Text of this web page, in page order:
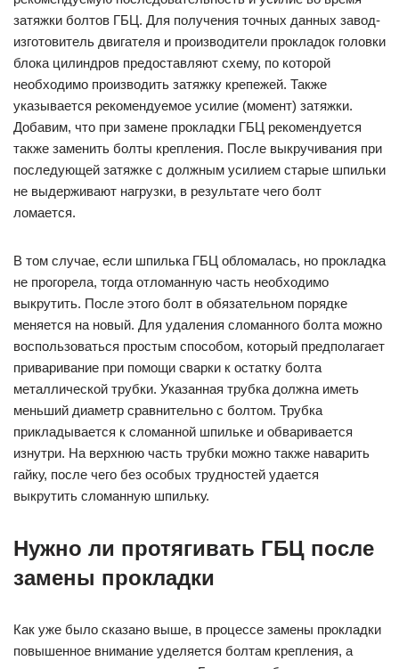
затяжки болтов ГБЦ. Для получения точных данных завод-
изготовитель двигателя и производители прокладок головки
блока цилиндров предоставляют схему, по которой
необходимо производить затяжку крепежей. Также
указывается рекомендуемое усилие (момент) затяжки.
Добавим, что при замене прокладки ГБЦ рекомендуется
также заменить болты крепления. После выкручивания при
последующей затяжке с должным усилием старые шпильки
не выдерживают нагрузки, в результате чего болт
ломается.
В том случае, если шпилька ГБЦ обломалась, но прокладка
не прогорела, тогда отломанную часть необходимо
выкрутить. После этого болт в обязательном порядке
меняется на новый. Для удаления сломанного болта можно
воспользоваться простым способом, который предполагает
приваривание при помощи сварки к остатку болта
металлической трубки. Указанная трубка должна иметь
меньший диаметр сравнительно с болтом. Трубка
прикладывается к сломанной шпильке и обваривается
изнутри. На верхнюю часть трубки можно также наварить
гайку, после чего без особых трудностей удается
выкрутить сломанную шпильку.
Нужно ли протягивать ГБЦ после
замены прокладки
Как уже было сказано выше, в процессе замены прокладки
повышенное внимание уделяется болтам крепления, а